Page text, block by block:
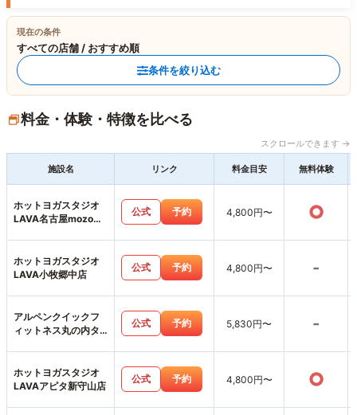
現在の条件
すべての店舗 / おすすめ順
条件を絞り込む
料金・体験・特徴を比べる
スクロールできます →
施設名 リンク 料金目安 無料体験
ホットヨガスタジオ
LAVA名古屋mozoワ
公式 予約 4,800円〜 ○
ホットヨガスタジオ
LAVA小牧郷中店
公式 予約 4,800円〜 -
アルペンクイックフ
ィットネス丸の内タ
公式 予約 5,830円〜 -
ホットヨガスタジオ
LAVAアピタ新守山店
公式 予約 4,800円〜 ○